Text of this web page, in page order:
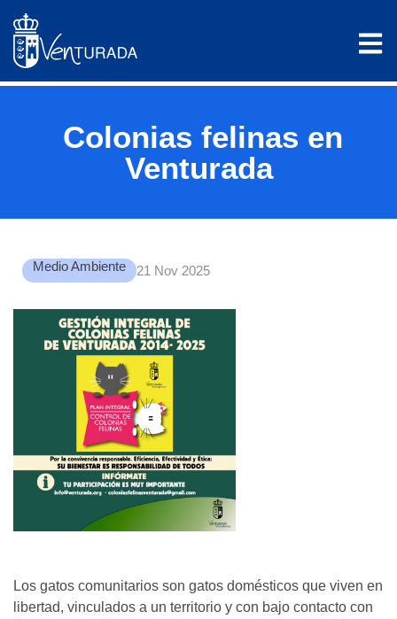
Colonias felinas en
Venturada
Medio Ambiente 21 Nov 2025
Los gatos comunitarios son gatos domésticos que viven en
libertad, vinculados a un territorio y con bajo contacto con